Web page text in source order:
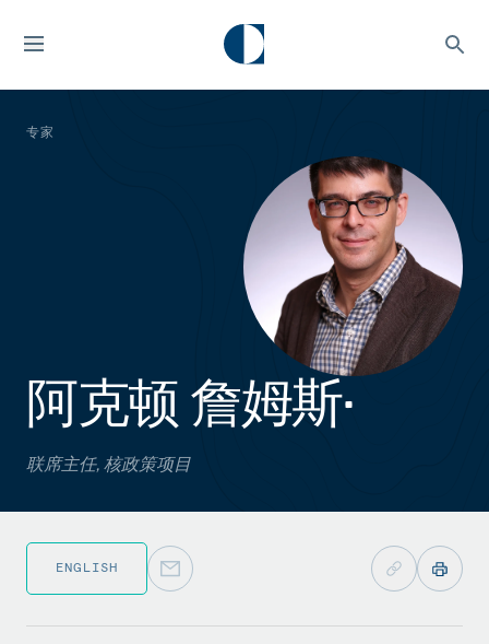
专家
阿克顿 詹姆斯•
联席主任, 核政策项目
ENGLISH